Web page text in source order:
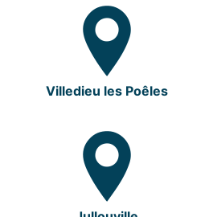
Villedieu les Poêles